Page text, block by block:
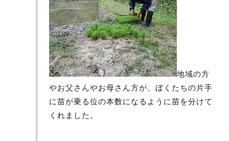
地域の方
やお父さんやお母さん方が、ぼくたちの片手
に苗が乗る位の本数になるように苗を分けて
くれました。